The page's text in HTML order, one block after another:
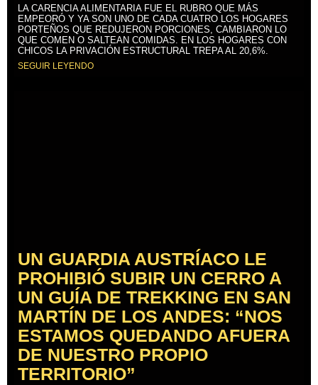
LA CARENCIA ALIMENTARIA FUE EL RUBRO QUE MÁS
EMPEORÓ Y YA SON UNO DE CADA CUATRO LOS HOGARES
PORTEÑOS QUE REDUJERON PORCIONES, CAMBIARON LO
QUE COMEN O SALTEAN COMIDAS. EN LOS HOGARES CON
CHICOS LA PRIVACIÓN ESTRUCTURAL TREPA AL 20,6%.
SEGUIR LEYENDO
UN GUARDIA AUSTRÍACO LE
PROHIBIÓ SUBIR UN CERRO A
UN GUÍA DE TREKKING EN SAN
MARTÍN DE LOS ANDES: “NOS
ESTAMOS QUEDANDO AFUERA
DE NUESTRO PROPIO
TERRITORIO”